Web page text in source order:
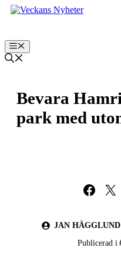
Hoppa
Meny
Bevara
park med
Dela påDela
JAN HÄGGLUND
Publicerad i